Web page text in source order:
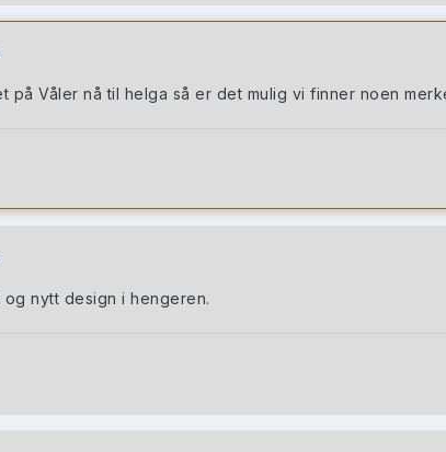
på Våler nå til helga så er det mulig vi finner noen
nytt design i hengeren.